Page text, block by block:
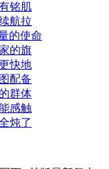
铭肌
航拉
的使命
的旗
快地
配备
群体
感触
炖了